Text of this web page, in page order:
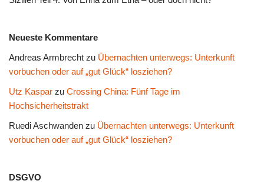
Neueste Kommentare
Andreas Armbrecht zu Übernachten unterwegs: Unterkunft
vorbuchen oder auf „gut Glück“ losziehen?
Utz Kaspar zu Crossing China: Fünf Tage im
Hochsicherheitstrakt
Ruedi Aschwanden zu Übernachten unterwegs: Unterkunft
vorbuchen oder auf „gut Glück“ losziehen?
DSGVO